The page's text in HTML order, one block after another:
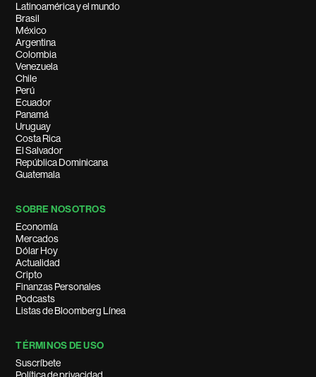
Latinoamérica y el mundo
Brasil
México
Argentina
Colombia
Venezuela
Chile
Perú
Ecuador
Panamá
Uruguay
Costa Rica
El Salvador
República Dominicana
Guatemala
SOBRE NOSOTROS
Economía
Mercados
Dólar Hoy
Actualidad
Cripto
Finanzas Personales
Podcasts
Listas de Bloomberg Línea
TÉRMINOS DE USO
Suscríbete